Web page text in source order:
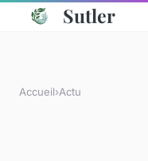
Sutler
Accueil›Actu